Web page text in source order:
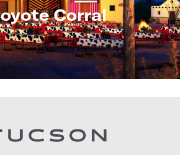
Corral